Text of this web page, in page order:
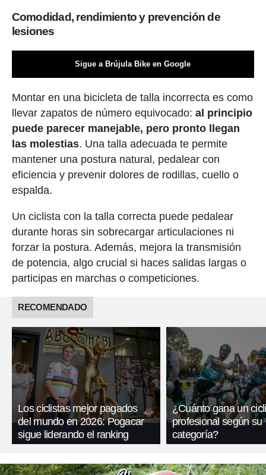
Comodidad, rendimiento y prevención de
lesiones
Sigue a Brújula Bike en Google
Montar en una bicicleta de talla incorrecta es como
llevar zapatos de número equivocado: al principio
puede parecer manejable, pero pronto llegan
las molestias. Una talla adecuada te permite
mantener una postura natural, pedalear con
eficiencia y prevenir dolores de rodillas, cuello o
espalda.
Un ciclista con la talla correcta puede pedalear
durante horas sin sobrecargar articulaciones ni
forzar la postura. Además, mejora la transmisión
de potencia, algo crucial si haces salidas largas o
participas en marchas o competiciones.
RECOMENDADO
Los ciclistas mejor pagados
del mundo en 2026: Pogacar
sigue liderando el ranking
¿Cuánto gana un
profesional según su
categoría?